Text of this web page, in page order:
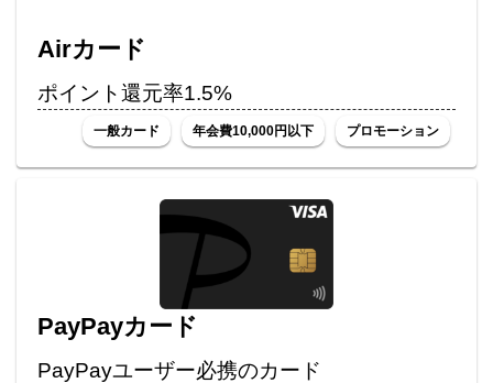
Airカード
ポイント還元率1.5%
一般カード 年会費10,000円以下 プロモーション
PayPayカード
PayPayユーザー必携のカード